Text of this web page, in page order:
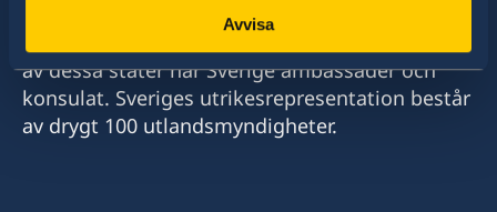
Avvisa
Sverige har diplomatiska förbindelser med i
stort sett alla stater i världen. I ungefär hälften
av dessa stater har Sverige ambassader och
konsulat. Sveriges utrikesrepresentation består
av drygt 100 utlandsmyndigheter.